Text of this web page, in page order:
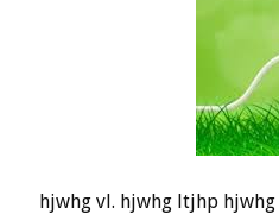
كود اتصال دولة رمز اتصال ;,] hjwhg vl. hjwhg ltjhp hjwhg